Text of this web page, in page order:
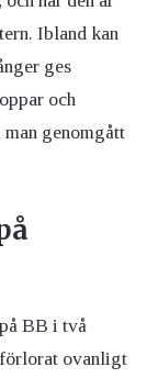
Ibland kan
ges
och
genomgått
BB i två
förlorat ovanligt